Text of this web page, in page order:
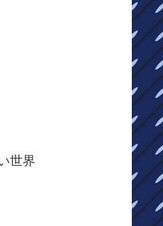
世界